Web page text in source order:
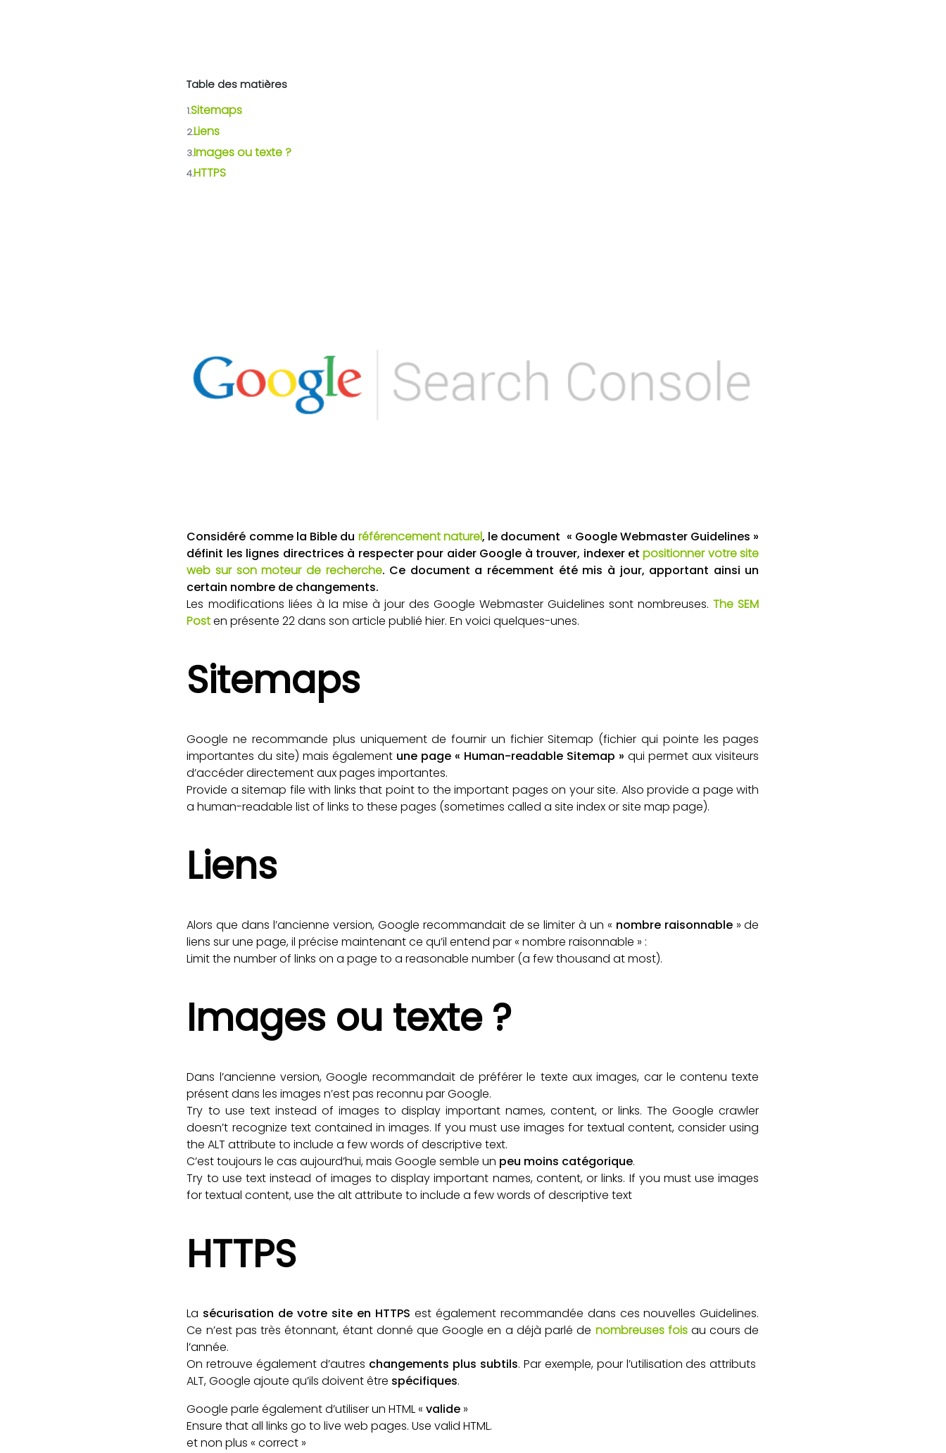
Table des matières
1.Sitemaps
2.Liens
3.Images ou texte ?
4.HTTPS
Considéré comme la Bible du référencement naturel, le document « Google Webmaster Guidelines »
définit les lignes directrices à respecter pour aider Google à trouver, indexer etpositionner votre site
web sur son moteur de recherche. Ce document a récemment été mis à jour, apportant ainsi un
certain nombre de changements.
Les modifications liées à la mise à jour des Google Webmaster Guidelines sont nombreuses.The SEM
Posten présente 22 dans son article publié hier. En voici quelques-unes.
Sitemaps
Google ne recommande plus uniquement de fournir un fichier Sitemap (fichier qui pointe les pages
importantes du site) mais également une page « Human-readable Sitemap » qui permet aux visiteurs
d’accéder directement aux pages importantes.
Provide a sitemap file with links that point to the important pages on your site. Also provide a page with
a human-readable list of links to these pages (sometimes called a site index or site map page).
Liens
Alors que dans l’ancienne version, Google recommandait de se limiter à un « nombre raisonnable» de
liens sur une page, il précise maintenant ce qu’il entend par « nombre raisonnable » :
Limit the number of links on a page to a reasonable number (a few thousand at most).
Images ou texte ?
Dans l’ancienne version, Google recommandait de préférer le texte aux images, car le contenu texte
présent dans les images n’est pas reconnu par Google.
Try to use text instead of images to display important names, content, or links. The Google crawler
doesn’t recognize text contained in images. If you must use images for textual content, consider using
the ALT attribute to include a few words of descriptive text.
C’est toujours le cas aujourd’hui, mais Google semble un peu moins catégorique.
Try to use text instead of images to display important names, content, or links. If you must use images
for textual content, use the alt attribute to include a few words of descriptive text
HTTPS
La sécurisation de votre site en HTTPS est également recommandée dans ces nouvelles Guidelines.
Ce n’est pas très étonnant, étant donné que Google en a déjà parlé de nombreuses foisau cours de
l’année.
On retrouve également d’autres changements plus subtils. Par exemple, pour l’utilisation des attributs
ALT, Google ajoute qu’ils doivent être spécifiques.
Google parle également d’utiliser un HTML «valide »
Ensure that all links go to live web pages. Use valid HTML.
et non plus « correct »